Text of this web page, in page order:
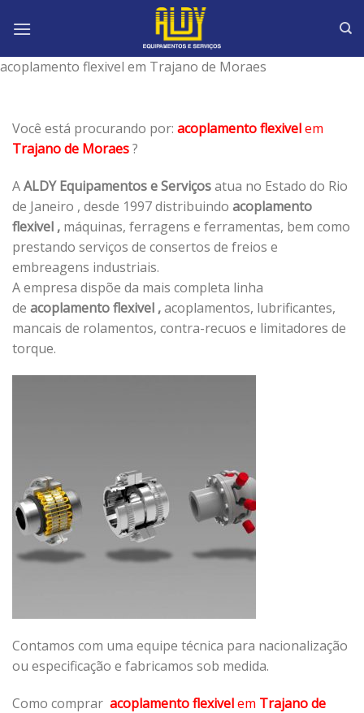
acoplamento flexivel em Trajano de Moraes
Você está procurando por: acoplamento flexivelem
Trajano de Moraes?
AALDY Equipamentos e Serviçosatua no Estado do Rio
de Janeiro , desde 1997 distribuindo acoplamento
flexivel , máquinas, ferragens e ferramentas, bem como
prestando serviços de consertos de freios e
embreagens industriais.
A empresa dispõe da mais completa linha
de acoplamento flexivel ,acoplamentos, lubrificantes,
mancais de rolamentos, contra-recuos e limitadores de
torque.
Contamos com uma equipe técnica para nacionalização
ou especificação e fabricamos sob medida.
Como comprar acoplamento flexivelem Trajano de